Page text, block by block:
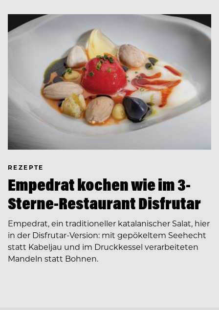
REZEPTE
Empedrat kochen wie im 3-
Sterne-Restaurant Disfrutar
Empedrat, ein traditioneller katalanischer Salat, hier
in der Disfrutar-Version: mit gepökeltem Seehecht
statt Kabeljau und im Druckkessel verarbeiteten
Mandeln statt Bohnen.